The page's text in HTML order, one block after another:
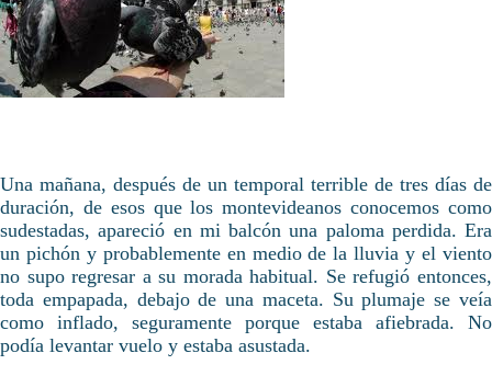
Una mañana, después de un temporal terrible de tres días de
duración, de esos que los montevideanos conocemos como
sudestadas, apareció en mi balcón una paloma perdida. Era
un pichón y probablemente en medio de la lluvia y el viento
no supo regresar a su morada habitual. Se refugió entonces,
toda empapada, debajo de una maceta. Su plumaje se veía
como inflado, seguramente porque estaba afiebrada. No
podía levantar vuelo y estaba asustada.